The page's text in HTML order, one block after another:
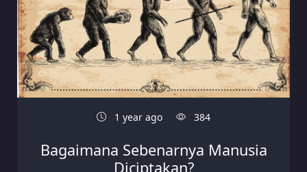
1 year ago 384
Bagaimana Sebenarnya Manusia
Diciptakan?